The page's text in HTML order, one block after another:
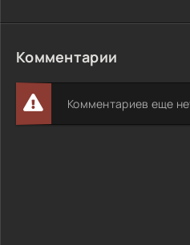
Комментарии
Комментариев еще